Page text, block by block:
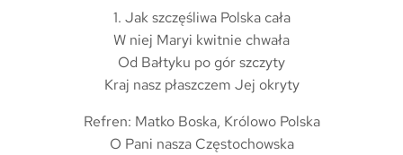
1. Jak szczęśliwa Polska cała
W niej Maryi kwitnie chwała
Od Bałtyku po gór szczyty
Kraj nasz płaszczem Jej okryty
Refren: Matko Boska, Królowo Polska
O Pani nasza Częstochowska